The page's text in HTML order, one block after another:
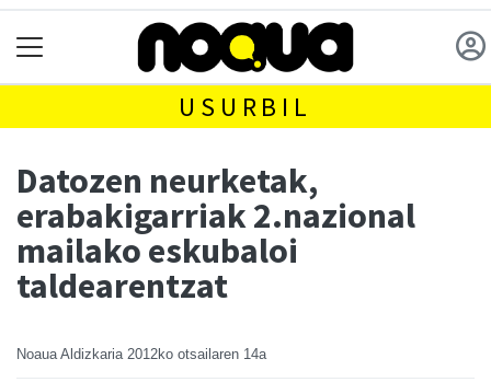
USURBIL
Datozen neurketak,
erabakigarriak 2.nazional
mailako eskubaloi
taldearentzat
Noaua Aldizkaria 2012ko otsailaren 14a